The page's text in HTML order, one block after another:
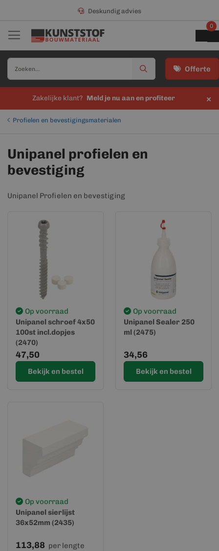
Deskundig advies
Offerte
0
Zakelijke klant? Meld je nu aan en profiteer ×
Profielen en bevestigingsmaterialen
Unipanel profielen en
bevestiging
Unipanel Profielen en bevestiging
Op voorraad
Unipanel schroef 4x50
100st incl.dopjes
(2470)
47,50
Bekijk en bestel
Op voorraad
Unipanel Sealer 250
ml (2475)
34,56
Bekijk en bestel
Op voorraad
Unipanel sierlijst
36x52mm (2435)
113,88 per lengte